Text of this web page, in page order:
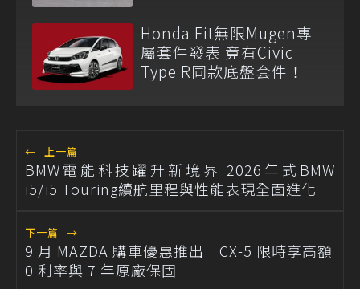
Honda Fit無限Mugen專
屬套件發表 竟有Civic
Type R同款底盤套件！
← 上一篇
BMW電能科技躍升新境界 2026年式BMW
i5/i5 Touring續航里程與性能表現全面進化
下一篇 →
9 月 MAZDA 購車優惠推出 CX-5 限時享高額
0 利率與 7 年原廠保固